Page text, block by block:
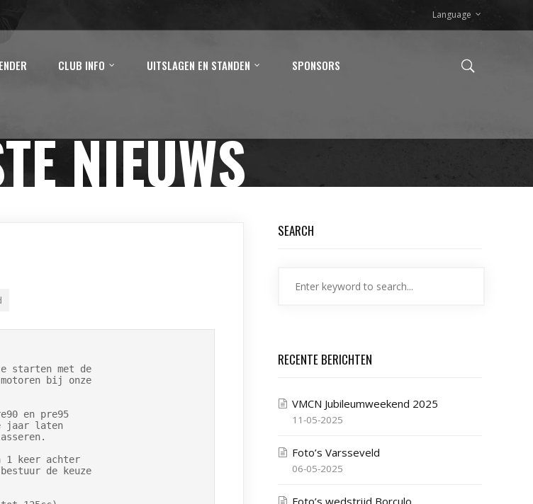
Language
CLUB INFO UITSLAGEN EN STANDEN SPONSORS
NIEUWS
starten met de
bij onze
en pre95
jaar laten
1 keer achter
de keuze
SEARCH
RECENTE BERICHTEN
VMCN Jubileumweekend 2025
11-05-2025
Foto’s Varsseveld
06-05-2025
Foto’s wedstrijd Borculo